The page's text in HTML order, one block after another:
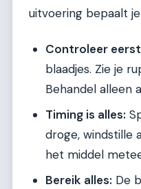
uitvoering bepaalt
Controleer
blaadjes. Zie je
Behandel alleen
Timing is alles:
droge, windstille
het middel
Bereik alles: De